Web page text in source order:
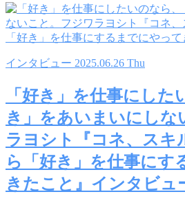
インタビュー 2025.06.26 Thu
「好き」を仕事にした
き」をあいまいにしな
ラヨシト『コネ、スキ
ら「好き」を仕事にす
きたこと』インタビュ